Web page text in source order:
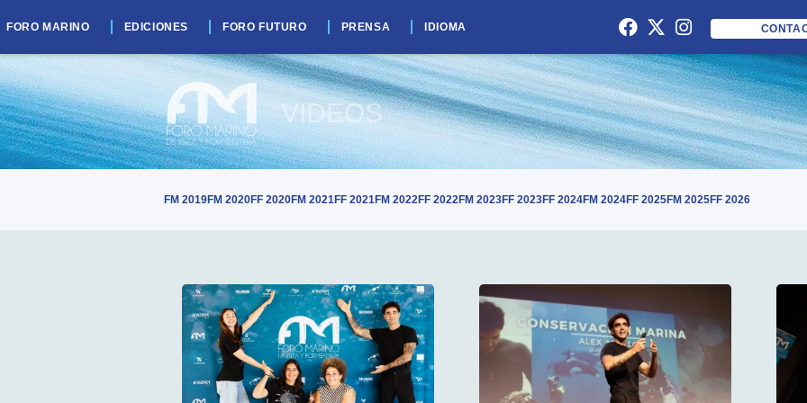
FORO MARINO EDICIONES FORO FUTURO PRENSA IDIOMA
VIDEOS
FM 2019FM 2020FF 2020FM 2021FF 2021FM 2022FF 2022FM 2023FF 2023FF 2024FM 2024FF 2025FM 2025FF 2026